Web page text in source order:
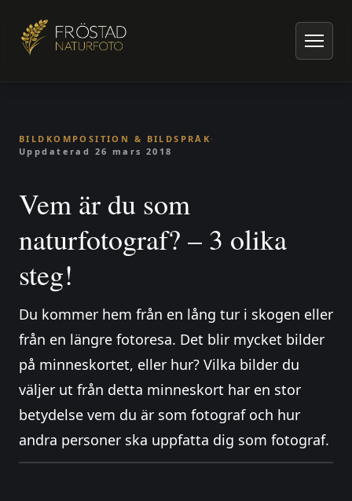
Artiklar om naturfoto
Bildkomposition & Bildspråk
Vem är du som naturfotograf? – 3 olika steg!
BILDKOMPOSITION & BILDSPRÅK ·
Uppdaterad 26 mars 2018
Vem är du som
naturfotograf? – 3 olika
steg!
Du kommer hem från en lång tur i skogen eller
från en längre fotoresa. Det blir mycket bilder
på minneskortet, eller hur? Vilka bilder du
väljer ut från detta minneskort har en stor
betydelse vem du är som fotograf och hur
andra personer ska uppfatta dig som fotograf.